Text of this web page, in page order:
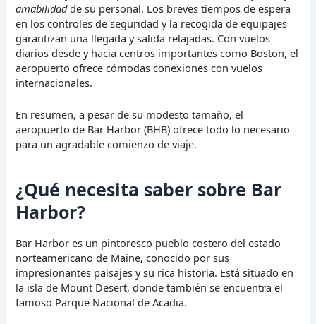
amabilidadde su personal. Los breves tiempos de espera
en los controles de seguridad y la recogida de equipajes
garantizan una llegada y salida relajadas. Con vuelos
diarios desde y hacia centros importantes como Boston, el
aeropuerto ofrece cómodas conexiones con vuelos
internacionales.
En resumen, a pesar de su modesto tamaño, el
aeropuerto de Bar Harbor (BHB) ofrece todo lo necesario
para un agradable comienzo de viaje.
¿Qué necesita saber sobre Bar
Harbor?
Bar Harbor es un pintoresco pueblo costero del estado
norteamericano de Maine, conocido por sus
impresionantes paisajes y su rica historia. Está situado en
la isla de Mount Desert, donde también se encuentra el
famoso Parque Nacional de Acadia.